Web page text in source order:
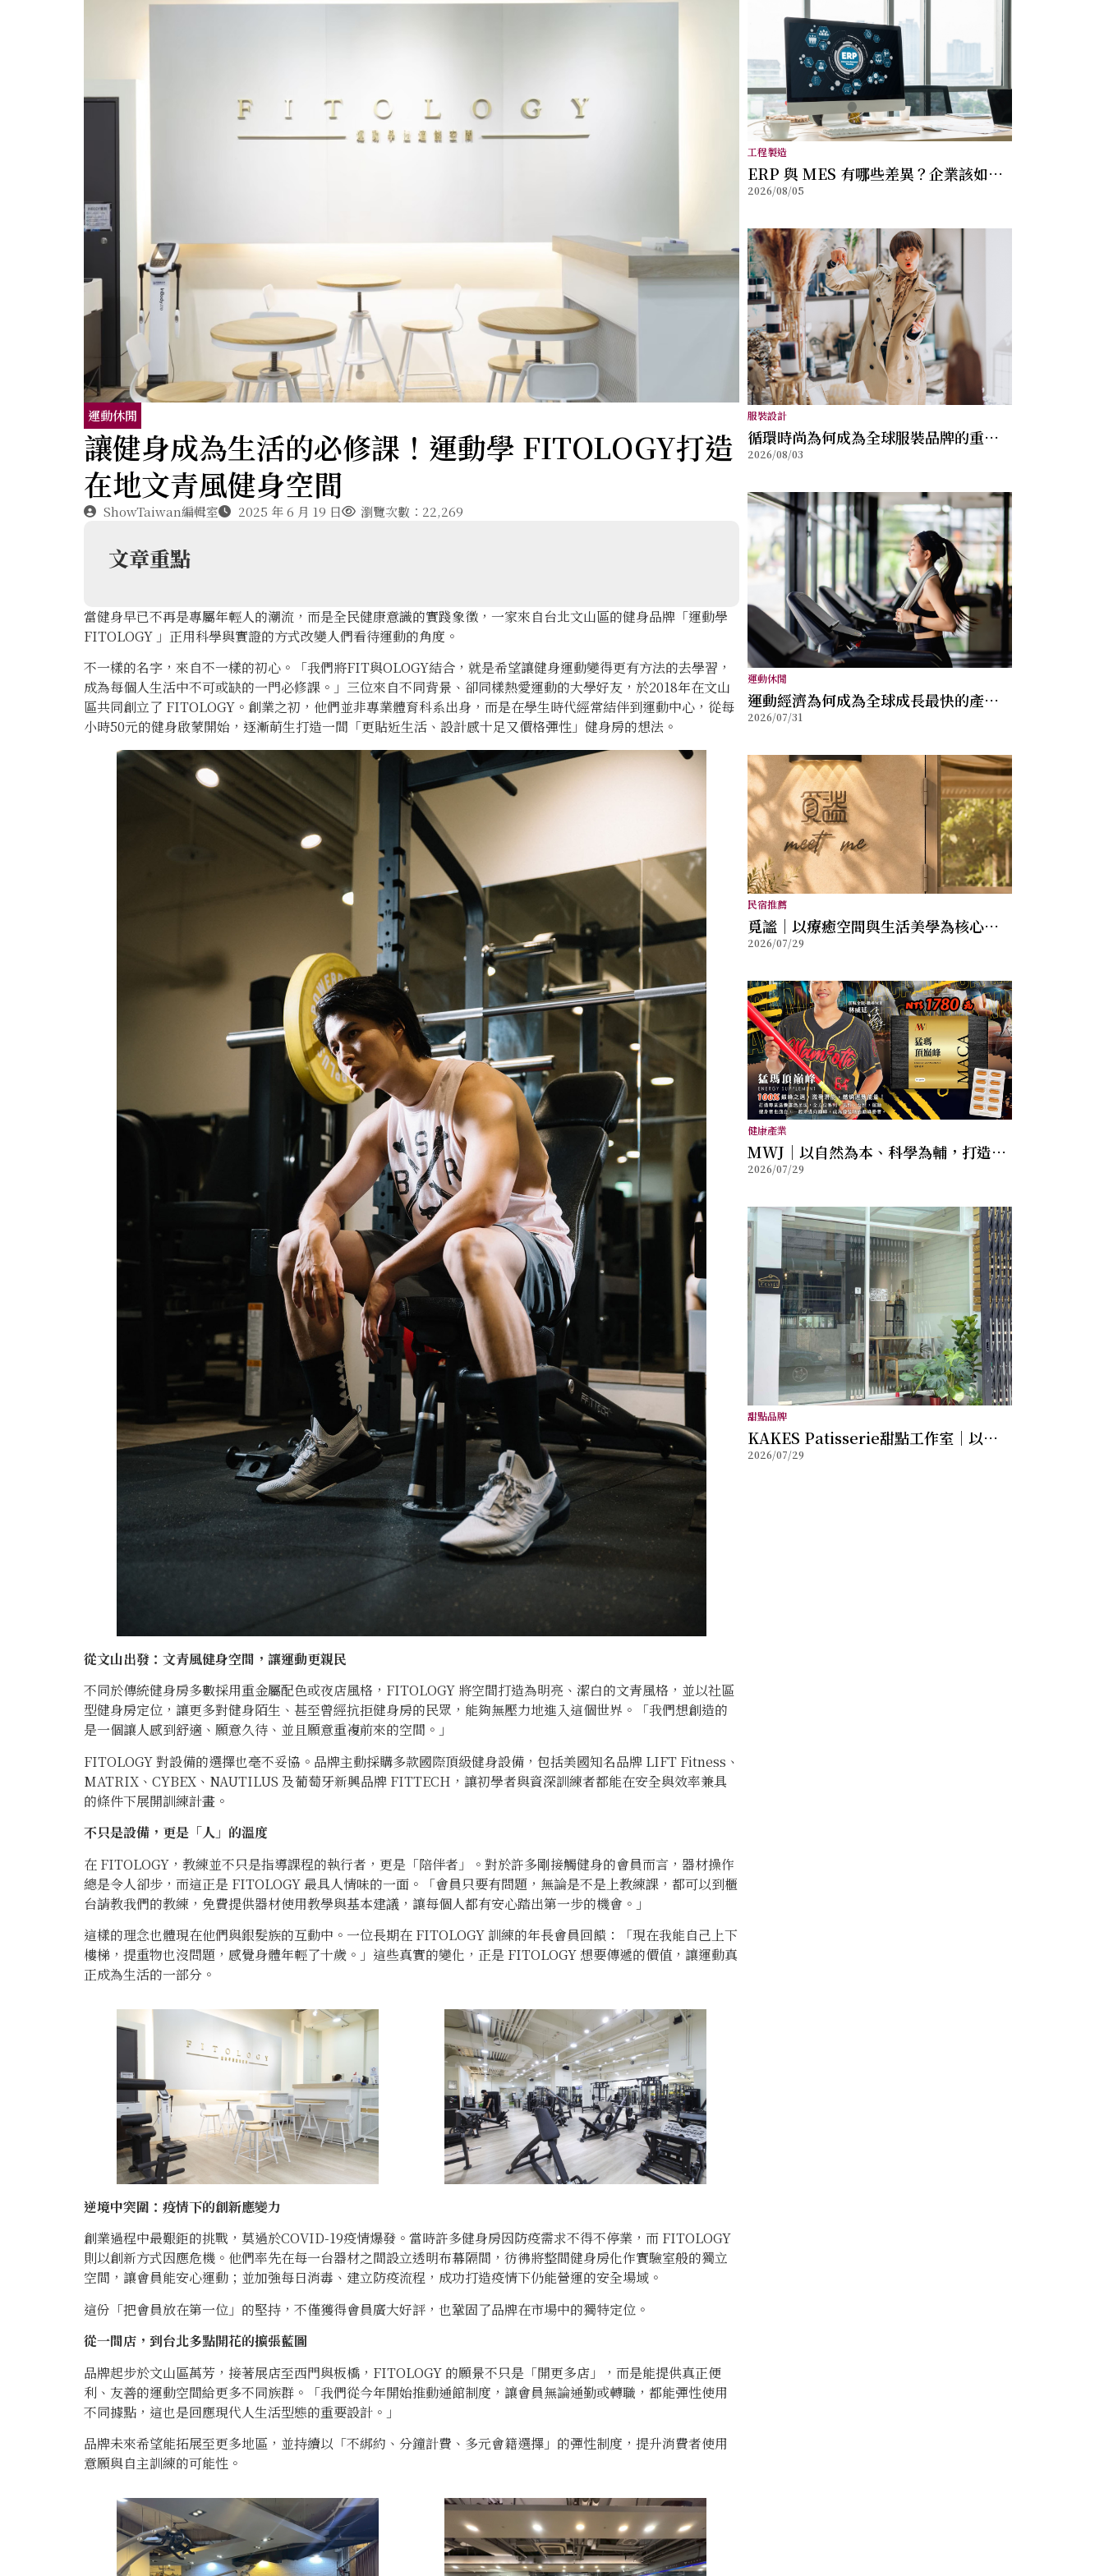
運動休閒
讓健身成為生活的必修課！運動學 FITOLOGY打造
在地文青風健身空間
ShowTaiwan編輯室 2025 年 6 月 19 日 瀏覽次數：22,269
文章重點
當健身早已不再是專屬年輕人的潮流，而是全民健康意識的實踐象徵，一家來自台北文山區的健身品牌「運動學
FITOLOGY 」正用科學與實證的方式改變人們看待運動的角度。
不一樣的名字，來自不一樣的初心。「我們將FIT與OLOGY結合，就是希望讓健身運動變得更有方法的去學習，
成為每個人生活中不可或缺的一門必修課。」三位來自不同背景、卻同樣熱愛運動的大學好友，於2018年在文山
區共同創立了 FITOLOGY。創業之初，他們並非專業體育科系出身，而是在學生時代經常結伴到運動中心，從每
小時50元的健身啟蒙開始，逐漸萌生打造一間「更貼近生活、設計感十足又價格彈性」健身房的想法。
從文山出發：文青風健身空間，讓運動更親民
不同於傳統健身房多數採用重金屬配色或夜店風格，FITOLOGY 將空間打造為明亮、潔白的文青風格，並以社區
型健身房定位，讓更多對健身陌生、甚至曾經抗拒健身房的民眾，能夠無壓力地進入這個世界。「我們想創造的
是一個讓人感到舒適、願意久待、並且願意重複前來的空間。」
FITOLOGY 對設備的選擇也毫不妥協。品牌主動採購多款國際頂級健身設備，包括美國知名品牌 LIFT Fitness、
MATRIX、CYBEX、NAUTILUS 及葡萄牙新興品牌 FITTECH，讓初學者與資深訓練者都能在安全與效率兼具
的條件下展開訓練計畫。
不只是設備，更是「人」的溫度
在 FITOLOGY，教練並不只是指導課程的執行者，更是「陪伴者」。對於許多剛接觸健身的會員而言，器材操作
總是令人卻步，而這正是 FITOLOGY 最具人情味的一面。「會員只要有問題，無論是不是上教練課，都可以到櫃
台請教我們的教練，免費提供器材使用教學與基本建議，讓每個人都有安心踏出第一步的機會。」
這樣的理念也體現在他們與銀髮族的互動中。一位長期在 FITOLOGY 訓練的年長會員回饋：「現在我能自己上下
樓梯，提重物也沒問題，感覺身體年輕了十歲。」這些真實的變化，正是 FITOLOGY 想要傳遞的價值，讓運動真
正成為生活的一部分。
逆境中突圍：疫情下的創新應變力
創業過程中最艱鉅的挑戰，莫過於COVID-19疫情爆發。當時許多健身房因防疫需求不得不停業，而 FITOLOGY
則以創新方式因應危機。他們率先在每一台器材之間設立透明布幕隔間，彷彿將整間健身房化作實驗室般的獨立
空間，讓會員能安心運動；並加強每日消毒、建立防疫流程，成功打造疫情下仍能營運的安全場域。
這份「把會員放在第一位」的堅持，不僅獲得會員廣大好評，也鞏固了品牌在市場中的獨特定位。
從一間店，到台北多點開花的擴張藍圖
品牌起步於文山區萬芳，接著展店至西門與板橋，FITOLOGY 的願景不只是「開更多店」，而是能提供真正便
利、友善的運動空間給更多不同族群。「我們從今年開始推動通館制度，讓會員無論通勤或轉職，都能彈性使用
不同據點，這也是回應現代人生活型態的重要設計。」
品牌未來希望能拓展至更多地區，並持續以「不綁約、分鐘計費、多元會籍選擇」的彈性制度，提升消費者使用
意願與自主訓練的可能性。
工程製造
ERP 與 MES 有哪些差異？企業該如何
選擇？
2026/08/05
服裝設計
循環時尚為何成為全球服裝品牌的重要
方向？
2026/08/03
運動休閒
運動經濟為何成為全球成長最快的產業
之一？
2026/07/31
民宿推薦
覓謐｜以療癒空間與生活美學為核心，
打造讓身心放鬆的質感生活提案
2026/07/29
健康產業
MWJ｜以自然為本、科學為輔，打造兼
顧健康與幸福的全方位保健品牌
2026/07/29
甜點品牌
KAKES Patisserie甜點工作室｜以法
式甜點工藝打造每一份儀式感，讓創新
2026/07/29